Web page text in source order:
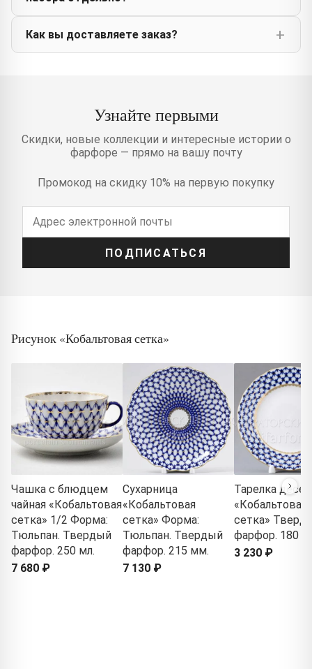
Как вы доставляете заказ?
Узнайте первыми
Скидки, новые коллекции и интересные истории о
фарфоре — прямо на вашу почту
Промокод на скидку 10% на первую покупку
ПОДПИСАТЬСЯ
Рисунок «Кобальтовая сетка»
Чашка с блюдцем
чайная «Кобальтовая
сетка» 1/2 Форма:
Тюльпан. Твердый
фарфор. 250 мл.
7 680 ₽
Сухарница
«Кобальтовая
сетка» Форма:
Тюльпан. Твердый
фарфор. 215 мм.
7 130 ₽
Тарелка
«Кобальтовая
сетка»
фарфор. 180
3 230 ₽